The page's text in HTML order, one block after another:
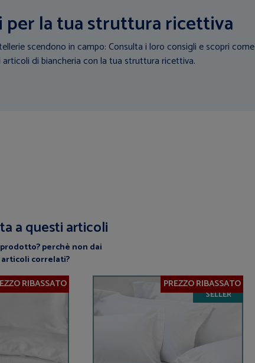
per la tua struttura ricettiva
scendono in campo: Consulta i loro consigli e scopri come
articoli di biancheria con la tua struttura ricettiva.
a questi articoli
perchè non dai
articoli correlati?
RIBASSATO
BEST
SELLER
PREZZO RIBASSATO